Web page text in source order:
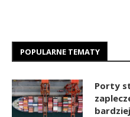
POPULARNE TEMATY
Porty